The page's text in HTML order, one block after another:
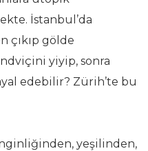
İstanbul’da
çıkıp gölde
yiyip, sonra
edebilir? Zürih’te bu
yeşilinden,